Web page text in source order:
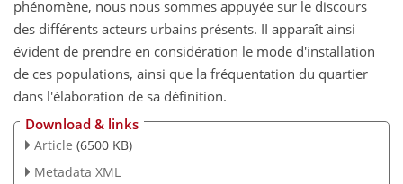
phénomène, nous nous sommes appuyée sur le discours
des différents acteurs urbains présents. II apparaît ainsi
évident de prendre en considération le mode d'installation
de ces populations, ainsi que la fréquentation du quartier
dans l'élaboration de sa définition.
Download & links
Article (6500 KB)
Metadata XML